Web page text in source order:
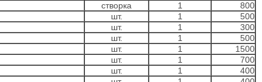
створка 1
800
шт. 1
500
шт. 1
300
шт. 1
500
шт. 1
1500
шт. 1
700
шт. 1
400